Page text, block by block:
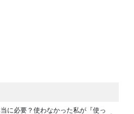
に必要？使わなかった私が『使っ